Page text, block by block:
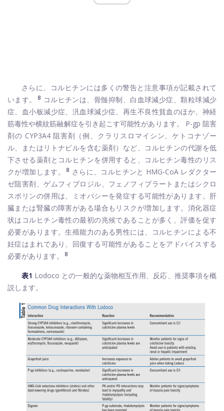
さらに、コルヒチンには多くの警告と注意事項が記載されて
います。
8 コルヒチンは、骨髄抑制、白血球減少症、顆粒球減少
症、血小板減少症、汎血球減少症、再生不良性貧血のほか、神経
筋毒性や横紋筋融解症を引き起こす可能性があります。 P-gp 阻害
剤の CYP3A4 阻害剤（例、クラリスロマイシン、ケトコナゾー
ル、またはリトナビルを含む薬剤）など、コルヒチンの代謝を低
下させる薬剤とコルヒチンを併用すると、コルヒチン毒性のリス
クが増加します。
8 さらに、コルヒチンと HMG-CoA レダクター
ゼ阻害剤、ゲムフィブロジル、フェノフィブラートまたはシクロ
スポリンの併用は、ミオパシーを発症する可能性があります。肝
臓または腎臓の障害がある場合もリスクが増加します。消化器症
状はコルヒチン毒性の最初の兆候であることが多く、評価を促す
必要があります。生殖能力のある男性には、コルヒチンによる不
妊症はまれであり、回復する可能性があることをアドバイスする
必要があります。
8
表1 Lodoco との一般的な薬物相互作用、反応、推奨事項を概
説します。